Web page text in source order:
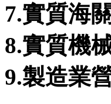
7.實質海
8.實質機
9.製造業